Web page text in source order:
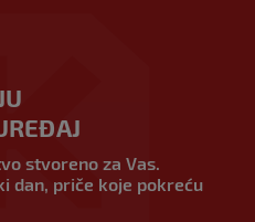
stvoreno za Vas.
dan, priče koje pokreću